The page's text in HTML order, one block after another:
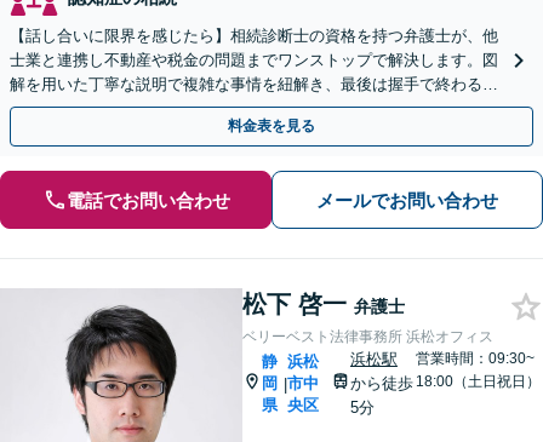
【話し合いに限界を感じたら】相続診断士の資格を持つ弁護士が、他
士業と連携し不動産や税金の問題までワンストップで解決します。図
解を用いた丁寧な説明で複雑な事情を紐解き、最後は握手で終わる円
満な解決へ導きます。初回相談は無料です。
料金表を見る
電話でお問い合わせ メールでお問い合わせ
松下 啓一 弁護士
ベリーベスト法律事務所 浜松オフィス
静
岡
県
|
浜松
市中
央区
浜松駅
から徒歩
5分
営業時間：09:30~
18:00（土日祝日）